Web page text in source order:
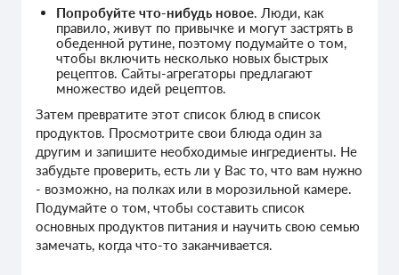
Попробуйте что-нибудь новое. Люди, как
правило, живут по привычке и могут застрять в
обеденной рутине, поэтому подумайте о том,
чтобы включить несколько новых быстрых
рецептов. Сайты-агрегаторы предлагают
множество идей рецептов.
Затем превратите этот список блюд в список
продуктов. Просмотрите свои блюда один за
другим и запишите необходимые ингредиенты. Не
забудьте проверить, есть ли у Вас то, что вам нужно
- возможно, на полках или в морозильной камере.
Подумайте о том, чтобы составить список
основных продуктов питания и научить свою семью
замечать, когда что-то заканчивается.